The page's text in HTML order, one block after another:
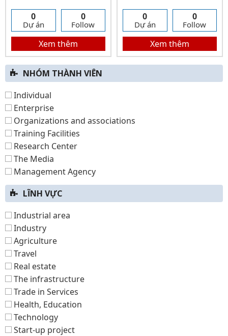
0
Dự án
0
Follow
Xem thêm
0
Dự án
0
Follow
Xem thêm
NHÓM THÀNH VIÊN
Individual
Enterprise
Organizations and associations
Training Facilities
Research Center
The Media
Management Agency
LĨNH VỰC
Industrial area
Industry
Agriculture
Travel
Real estate
The infrastructure
Trade in Services
Health, Education
Technology
Start-up project